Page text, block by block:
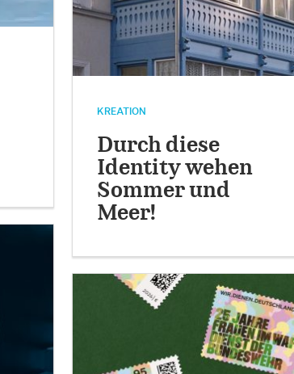
KREATION
Durch diese
Identity wehen
Sommer und
Meer!